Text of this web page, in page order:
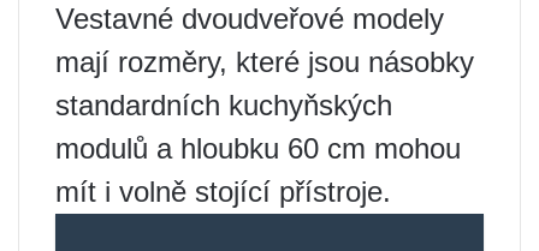
Vestavné dvoudveřové modely
mají rozměry, které jsou násobky
standardních kuchyňských
modulů a hloubku 60 cm mohou
mít i volně stojící přístroje.